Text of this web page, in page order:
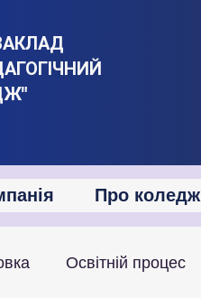
Про коледж
Освітній процес